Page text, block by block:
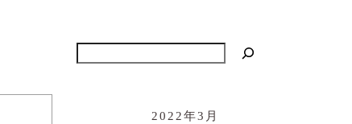
2022年3月